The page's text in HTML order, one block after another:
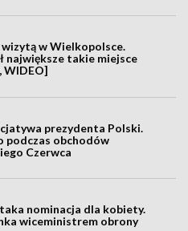
wizytą w Wielkopolsce.
największe takie miejsce
WIDEO]
prezydenta Polski.
podczas obchodów
Czerwca
nominacja dla kobiety.
wiceministrem obrony